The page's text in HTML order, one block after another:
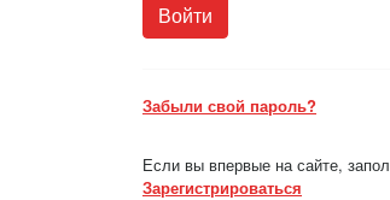
Забыли свой пароль?
Если вы впервые на сайте,
Зарегистрироваться